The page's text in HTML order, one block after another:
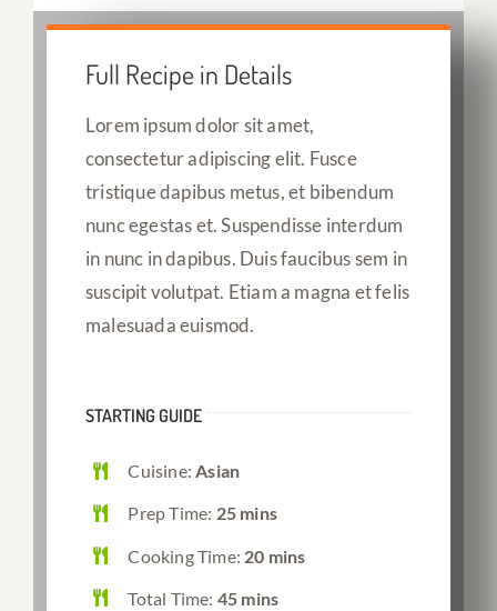
Full Recipe in Details
Lorem ipsum dolor sit amet,
consectetur adipiscing elit. Fusce
tristique dapibus metus, et bibendum
nunc egestas et. Suspendisse interdum
in nunc in dapibus. Duis faucibus sem in
suscipit volutpat. Etiam a magna et felis
malesuada euismod.
STARTING GUIDE
Cuisine:Asian
Prep Time: 25 mins
Cooking Time: 20 mins
Total Time: 45 mins